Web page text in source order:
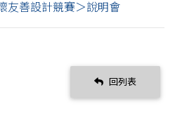
友善設計競賽＞說明會
回列表